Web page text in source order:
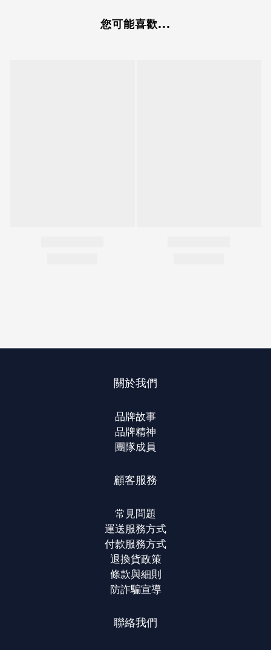
您可能喜歡...
關於我們
品牌故事
品牌精神
團隊成員
顧客服務
常見問題
運送服務方式
付款服務方式
退換貨政策
條款與細則
防詐騙宣導
聯絡我們